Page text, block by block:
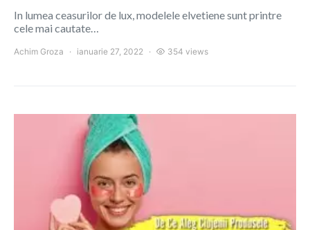
In lumea ceasurilor de lux, modelele elvetiene sunt printre
cele mai cautate…
Achim Groza ianuarie 27, 2022 354 views